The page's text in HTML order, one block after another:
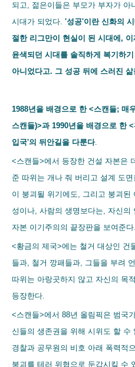
되고, 젊은이들은 부모가 부자가 아
시대가 되었다. '성공'이란 신화의
절한 리그만이 현실이 된 시대에,
윤색되던 시대를 솔직하게 복기하
아니었다고. 그 성공 뒤에 스러진
1988년을 배경으로 한 <스캔들; 매
스캔들)>과 1990년을 배경으로 한
입국'의 뒤안길을 다룬다.
<스캔들>에서 등장한 건설 자본은
준 따위는 개나 줘 버리고 설계 도
이 붕괴될 위기에도, 그리고 붕괴
성이나, 사람의 생명보다는, 자신
자본 이기주의의 끝장판을 보여준다.
<황금의 제국>에는 철거 대상인 건
들과, 철거 깡패들과, 그들을 부려
따위는 아랑곳하지 않고 자신의 목
등장한다.
<스캔들>에서 88년 올림픽은 범국
신들의 생존권을 위해 시위도 할 수
경찰과 공무원의 비호 아래 폭력적
붕괴를 테러 위협으로 둔갑시킬 수